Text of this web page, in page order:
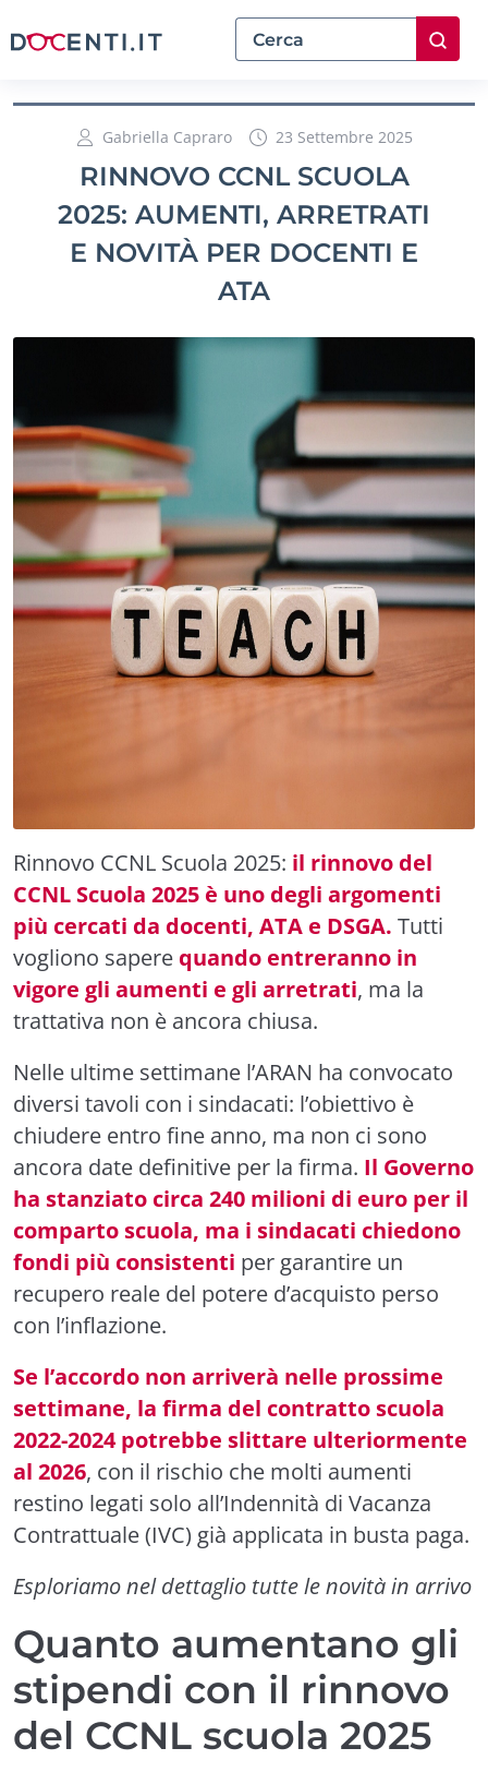
Gabriella Capraro 23 Settembre 2025
RINNOVO CCNL SCUOLA
2025: AUMENTI, ARRETRATI
E NOVITÀ PER DOCENTI E
ATA
Rinnovo CCNL Scuola 2025: il rinnovo del
CCNL Scuola 2025 è uno degli argomenti
più cercati da docenti, ATA e DSGA. Tutti
vogliono sapere quando entreranno in
vigore gli aumenti e gli arretrati, ma la
trattativa non è ancora chiusa.
Nelle ultime settimane l’ARAN ha convocato
diversi tavoli con i sindacati: l’obiettivo è
chiudere entro fine anno, ma non ci sono
ancora date definitive per la firma. Il Governo
ha stanziato circa 240 milioni di euro per il
comparto scuola, ma i sindacati chiedono
fondi più consistenti per garantire un
recupero reale del potere d’acquisto perso
con l’inflazione.
Se l’accordo non arriverà nelle prossime
settimane, la firma del contratto scuola
2022-2024 potrebbe slittare ulteriormente
al 2026, con il rischio che molti aumenti
restino legati solo all’Indennità di Vacanza
Contrattuale (IVC) già applicata in busta paga.
Esploriamo nel dettaglio tutte le novità in arrivo
Quanto aumentano gli
stipendi con il rinnovo
del CCNL scuola 2025